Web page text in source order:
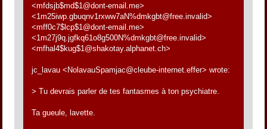
<mfdsjb$md$1@dont-email.me>
<1m25iwp.gbuqnv1rxww7aN%dmkgbt@free.invalid>
<mff0c7$lcp$1@dont-email.me>
<1m27j9q.jgfkq61o8g500N%dmkgbt@free.invalid>
<mfhal4$kug$1@shakotay.alphanet.ch>
jc_lavau <NolavauSpamjac@cleube-internet.effer> wrote:
> Tu devrais parler de tes fantasmes à ton psychiatre.
Ta gueule, lavette.